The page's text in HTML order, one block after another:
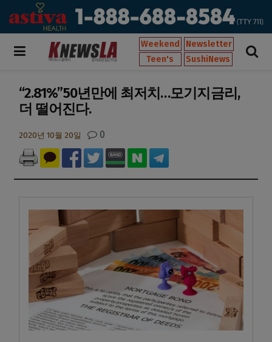
Weekend
Newsletter
Teen's
SushiNews
“2.81%”50년만에 최저치…모기지금리,
더 떨어진다.
2020년 10월 20일 0